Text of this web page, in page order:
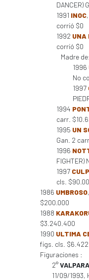
DANCER)
1991 INOC
corrió $0
1992 UNA
corrió $0
Madre de:
1996
No
1997
1994
carr.
1995 UN
Gan. 2
1996
FIGHTER)
1997
cls.
1986 UMBROSO
$200.000
1988
$3.240.400
1990 ULTIMA
figs. cls.
Figuraciones :
2°
11/09/1993,